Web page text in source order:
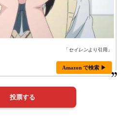
「セイレンより引用」
Amazon で検索 ▶